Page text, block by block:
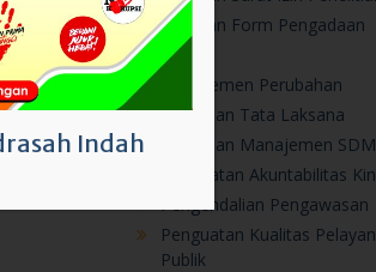
Layanan Form Pengadaan
ZI
Manajemen Perubahan
Penataan Tata Laksana
Penataan Manajemen SDM
Penguatan Akuntabilitas
Pengendalian Pengawasan
Penguatan Kualitas
Publik
Indah